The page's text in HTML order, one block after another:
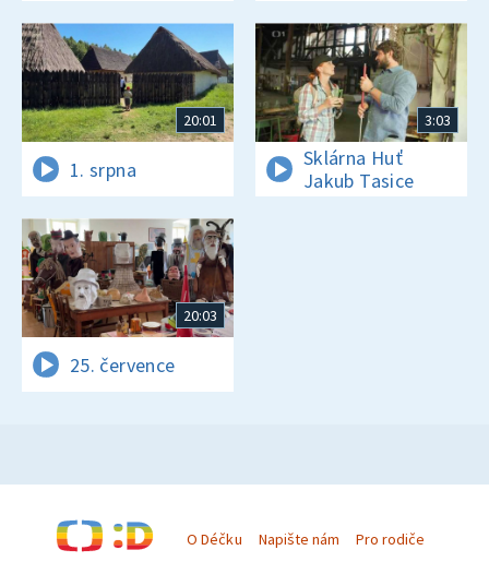
20:01
1. srpna
3:03
Sklárna Huť
Jakub Tasice
20:03
25. července
O Déčku Napište nám Pro rodiče